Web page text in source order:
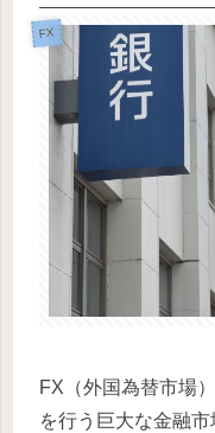
FX
FX（外国為替市場
を行う巨大な金融